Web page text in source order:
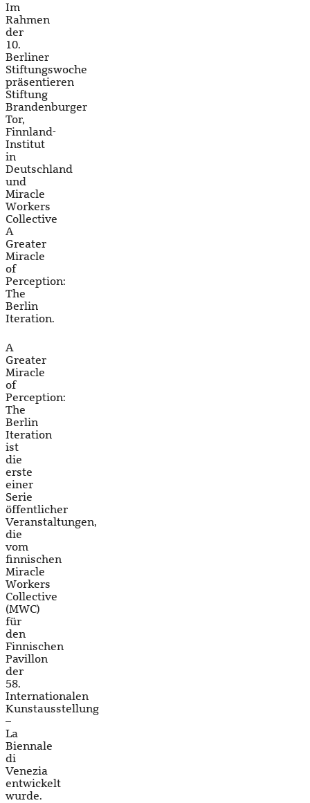
Im
Rahmen
der
10.
Berliner
Stiftungswoche
präsentieren
Stiftung
Brandenburger
Tor,
Finnland-
Institut
in
Deutschland
und
Miracle
Workers
Collective
A
Greater
Miracle
of
Perception:
The
Berlin
Iteration.
A
Greater
Miracle
of
Perception:
The
Berlin
Iteration
ist
die
erste
einer
Serie
öffentlicher
Veranstaltungen,
die
vom
finnischen
Miracle
Workers
Collective
(MWC)
für
den
Finnischen
Pavillon
der
58.
Internationalen
Kunstausstellung
–
La
Biennale
di
Venezia
entwickelt
wurde.